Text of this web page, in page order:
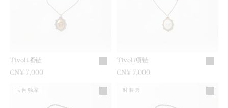
Tivoli项链
CN¥ 7,000
Tivoli项链
CN¥ 7,000
官网独家 时装秀